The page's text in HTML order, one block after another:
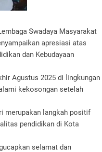
Swadaya Masyarakat
apresiasi atas
dan Kebudayaan
Agustus 2025 di lingkungan
kekosongan setelah
merupakan langkah positif
pendidikan di Kota
selamat dan